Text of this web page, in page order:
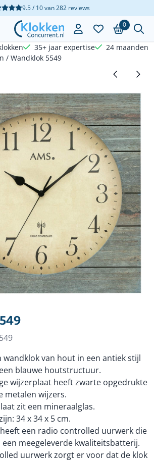
beschikbaar. Kies instellingen of sta
9.5 / 10van282reviews
0
35+ jaar expertise
24 maanden
/ Wandklok 5549
wandklok van hout in een antiek stijl
blauwe houtstructuur.
wijzerplaat heeft zwarte opgedrukte
metalen wijzers.
zit een mineraalglas.
34 x 34 x 5 cm.
een radio controlled uurwerk die
meegeleverde kwaliteitsbatterij.
uurwerk zorgt er voor dat de klok